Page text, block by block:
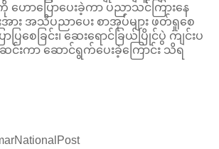
ောပြောပေးခဲ့ကာ ပညာသင်ကြားနေ
ား အသိပညာပေး စာအုပ်များ ဖတ်ရှုစေ
ာပြစေခြင်း၊ ဆေးရောင်ခြယ်ပြိုင်ပွဲ ကျင်းပ
င်းကာ ဆောင်ရွက်ပေးခဲ့ကြောင်း သိရ